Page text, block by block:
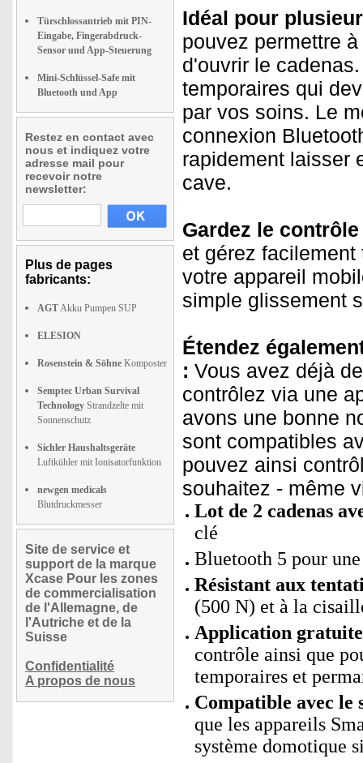
Türschlossantrieb mit PIN-
Eingabe, Fingerabdruck-
Sensor und App-Steuerung
Mini-Schlüssel-Safe mit
Bluetooth und App
Restez en contact avec
nous et indiquez votre
adresse mail pour
recevoir notre
newsletter:
Plus de pages
fabricants:
AGTAkku Pumpen SUP
ELESION
Rosenstein & Söhne Komposter
Semptec Urban Survival
Technology Strandzelte mit
Sonnenschutz
Sichler Haushaltsgeräte
Luftkühler mit Ionisatorfunktion
newgen medicals
Blutdruckmesser
Site de service et
support de la marque
Xcase Pour les zones
de commercialisation
de l'Allemagne, de
l'Autriche et de la
Suisse
Confidentialité
A propos de nous
Idéal pour
pouvez permettre
d'ouvrir le
temporaires qui
par vos soins. Le
connexion
rapidement laisser
cave.
Gardez le
et gérez
votre appareil
simple glissement
Étendez
: Vous avez déjà
contrôlez via une
avons une bonne
sont compatibles
pouvez ainsi
souhaitez - même
Lot de 2 cadenas
clé
Bluetooth 5 pour
Résistant aux
(500 N) et à la
Application
contrôle ainsi que
temporaires et
Compatible avec le
que les appareils
système domotique